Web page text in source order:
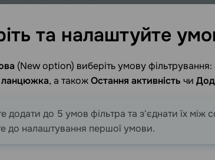
та налаштуйте
(New option) виберіть умову фільтрування:
, а такожОстання активність чи
додати до 5 умов фільтра та з'єднати їх
до налаштування першої умови.